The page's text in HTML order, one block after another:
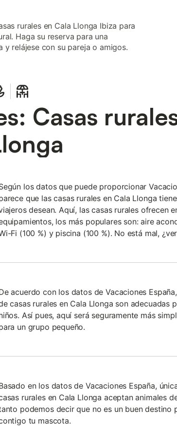
rurales en Cala Llonga Ibiza para
Haga su reserva para una
y relájese con su pareja o amigos.
Casas
los datos que puede proporcionar
que las casas rurales en Cala Llonga
desean. Aquí, las casas rurales ofrecen
los más populares son: aire
Fi (100 %) y piscina (100 %). No está mal,
acuerdo con los datos de Vacaciones
casas rurales en Cala Llonga son adecuadas
Así pues, aquí será seguramente más
un grupo pequeño.
en los datos de Vacaciones España,
rurales en Cala Llonga aceptan animales
podemos decir que no es un buen destino
tu mascota.